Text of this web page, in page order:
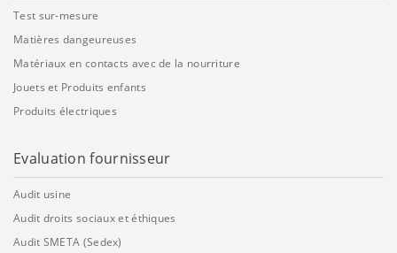
Test sur-mesure
Matières dangeureuses
Matériaux en contacts avec de la nourriture
Jouets et Produits enfants
Produits électriques
Evaluation fournisseur
Audit usine
Audit droits sociaux et éthiques
Audit SMETA (Sedex)